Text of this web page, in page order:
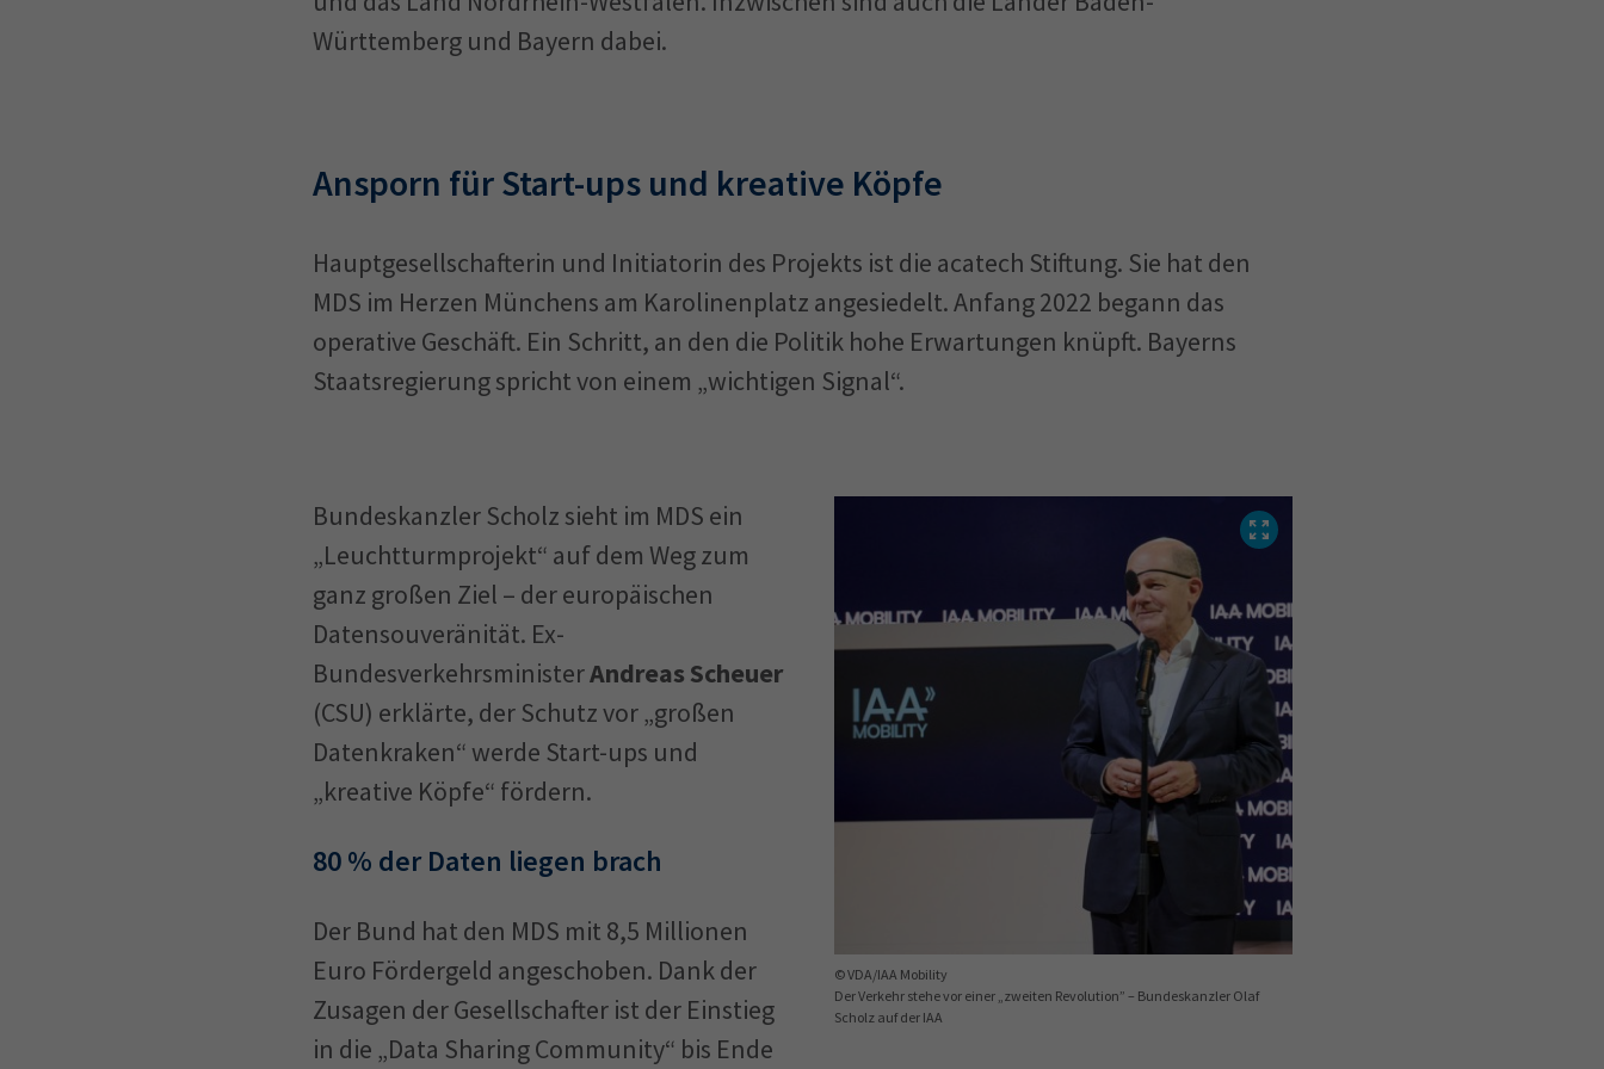
Württemberg und Bayern dabei.
Ansporn für Start-ups und kreative Köpfe
Hauptgesellschafterin und Initiatorin des Projekts ist die acatech Stiftung. Sie hat den
MDS im Herzen Münchens am Karolinenplatz angesiedelt. Anfang 2022 begann das
operative Geschäft. Ein Schritt, an den die Politik hohe Erwartungen knüpft. Bayerns
Staatsregierung spricht von einem „wichtigen Signal“.
Der Verkehr stehe vor einer „zweiten Revolution” – Bundeskanzler Olaf
Scholz auf der IAA
© VDA/IAA Mobility
Bundeskanzler Scholz sieht im MDS ein
„Leuchtturmprojekt“ auf dem Weg zum
ganz großen Ziel – der europäischen
Datensouveränität. Ex-
BundesverkehrsministerAndreas Scheuer
(CSU) erklärte, der Schutz vor „großen
Datenkraken“ werde Start-ups und
„kreative Köpfe“ fördern.
80 % der Daten liegen brach
Der Bund hat den MDS mit 8,5 Millionen
Euro Fördergeld angeschoben. Dank der
Zusagen der Gesellschafter ist der Einstieg
in die „Data Sharing Community“ bis Ende